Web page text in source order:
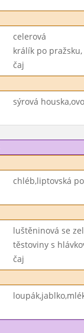
celerová
králík po
čaj
sýrová
chléb,liptovská
luštěninová se
těstoviny s
čaj